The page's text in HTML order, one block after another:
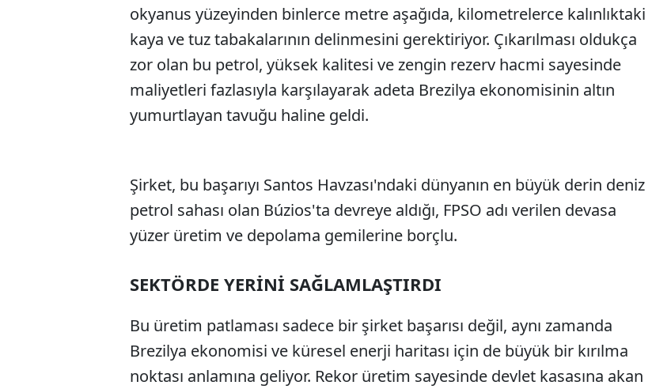
okyanus yüzeyinden binlerce metre aşağıda, kilometrelerce kalınlıktaki
kaya ve tuz tabakalarının delinmesini gerektiriyor. Çıkarılması oldukça
zor olan bu petrol, yüksek kalitesi ve zengin rezerv hacmi sayesinde
maliyetleri fazlasıyla karşılayarak adeta Brezilya ekonomisinin altın
yumurtlayan tavuğu haline geldi.
Şirket, bu başarıyı Santos Havzası'ndaki dünyanın en büyük derin deniz
petrol sahası olan Búzios'ta devreye aldığı, FPSO adı verilen devasa
yüzer üretim ve depolama gemilerine borçlu.
SEKTÖRDE YERİNİ SAĞLAMLAŞTIRDI
Bu üretim patlaması sadece bir şirket başarısı değil, aynı zamanda
Brezilya ekonomisi ve küresel enerji haritası için de büyük bir kırılma
noktası anlamına geliyor. Rekor üretim sayesinde devlet kasasına akan